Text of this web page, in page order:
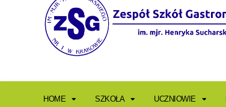
HOME SZKOŁA UCZNIOWIE